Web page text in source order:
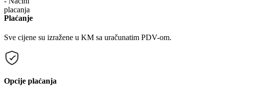
Plaćanje
Sve cijene su izražene u KM sa uračunatim PDV-om.
Opcije plaćanja